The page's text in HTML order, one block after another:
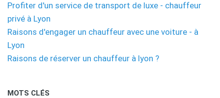
Profiter d'un service de transport de luxe - chauffeur
privé à Lyon
Raisons d'engager un chauffeur avec une voiture - à
Lyon
Raisons de réserver un chauffeur à lyon ?
MOTS CLÉS